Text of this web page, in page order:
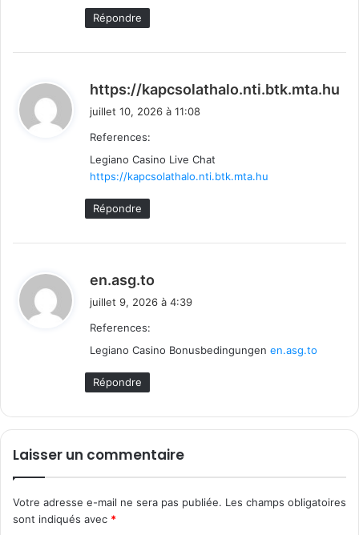
Répondre
https://kapcsolathalo.nti.btk.mta.hu
juillet 10, 2026 à 11:08
References:
Legiano Casino Live Chat
https://kapcsolathalo.nti.btk.mta.hu
Répondre
en.asg.to
i
:
juillet 9, 2026 à 4:39
References:
Legiano Casino Bonusbedingungen en.asg.to
Répondre
Laisser un commentaire
Votre adresse e-mail ne sera pas publiée. Les champs obligatoires
sont indiqués avec *